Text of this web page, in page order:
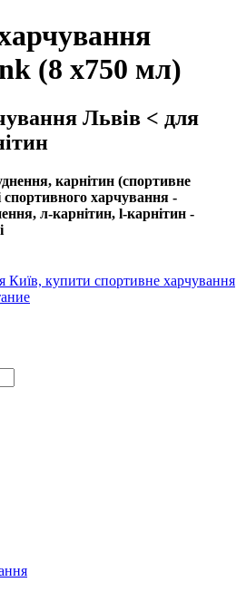
(8 x750 мл)
Львів < для
карнітин (спортивне
харчування -
л-карнітин, l-карнітин -